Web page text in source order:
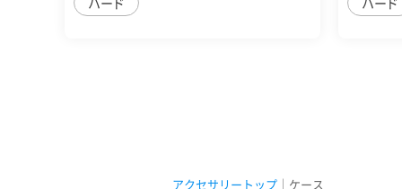
ハード ハード
アクセサリートップ ｜ケース